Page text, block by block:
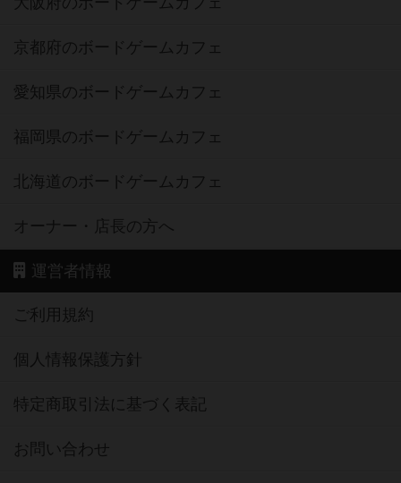
京都府のボードゲームカフェ
愛知県のボードゲームカフェ
福岡県のボードゲームカフェ
北海道のボードゲームカフェ
オーナー・店長の方へ
運営者情報
ご利用規約
個人情報保護方針
特定商取引法に基づく表記
お問い合わせ